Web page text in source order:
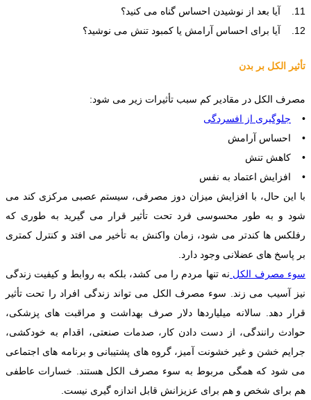
11. آیا بعد از نوشیدن احساس گناه می کنید؟
12. آیا برای احساس آرامش یا کمبود تنش می نوشید؟
تأثیر الکل بر بدن
مصرف الکل در مقادیر کم سبب تأثیرات زیر می شود:
• جلوگیری از افسردگی
• احساس آرامش
• کاهش تنش
• افزایش اعتماد به نفس
با این حال، با افزایش میزان دوز مصرفی، سیستم عصبی مرکزی کند می
شود و به طور محسوسی فرد تحت تأثیر قرار می گیرید به طوری که
رفلکس ها کندتر می شود، زمان واکنش به تأخیر می افتد و کنترل کمتری
بر پاسخ های عضلانی وجود دارد.
سوء مصرف الکل نه تنها مردم را می کشد، بلکه به روابط و کیفیت زندگی
نیز آسیب می زند. سوء مصرف الکل می تواند زندگی افراد را تحت تأثیر
قرار دهد. سالانه میلیاردها دلار صرف بهداشت و مراقبت های پزشکی،
حوادث رانندگی، از دست دادن کار، صدمات صنعتی، اقدام به خودکشی،
جرایم خشن و غیر خشونت آمیز، گروه های پشتیبانی و برنامه های اجتماعی
می شود که همگی مربوط به سوء مصرف الکل هستند. خسارات عاطفی
هم برای شخص و هم برای عزیزانش قابل اندازه گیری نیست.